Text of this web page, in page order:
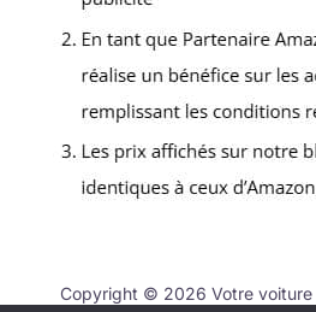
Copyright © 2026 Votre voiture